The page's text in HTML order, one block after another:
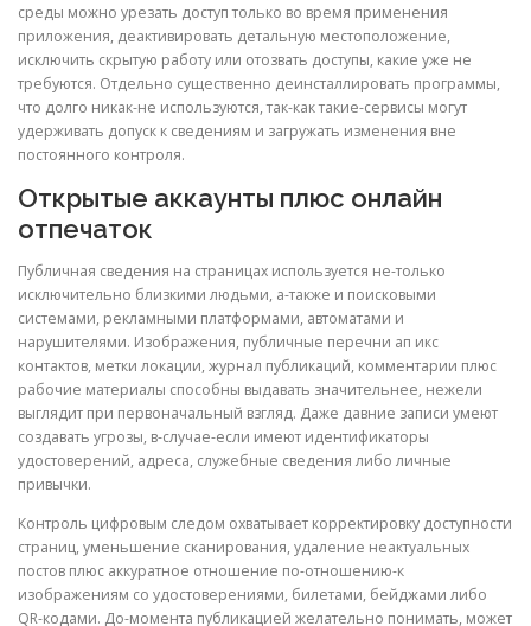
среды можно урезать доступ только во время применения
приложения, деактивировать детальную местоположение,
исключить скрытую работу или отозвать доступы, какие уже не
требуются. Отдельно существенно деинсталлировать программы,
что долго никак-не используются, так-как такие-сервисы могут
удерживать допуск к сведениям и загружать изменения вне
постоянного контроля.
Открытые аккаунты плюс онлайн
отпечаток
Публичная сведения на страницах используется не-только
исключительно близкими людьми, а-также и поисковыми
системами, рекламными платформами, автоматами и
нарушителями. Изображения, публичные перечни ап икс
контактов, метки локации, журнал публикаций, комментарии плюс
рабочие материалы способны выдавать значительнее, нежели
выглядит при первоначальный взгляд. Даже давние записи умеют
создавать угрозы, в-случае-если имеют идентификаторы
удостоверений, адреса, служебные сведения либо личные
привычки.
Контроль цифровым следом охватывает корректировку доступности
страниц, уменьшение сканирования, удаление неактуальных
постов плюс аккуратное отношение по-отношению-к
изображениям со удостоверениями, билетами, бейджами либо
QR-кодами. До-момента публикацией желательно понимать, может